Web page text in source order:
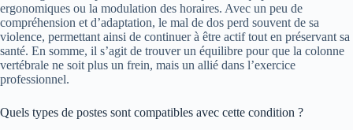
ergonomiques ou la modulation des horaires. Avec un peu de
compréhension et d’adaptation, le mal de dos perd souvent de sa
violence, permettant ainsi de continuer à être actif tout en préservant sa
santé. En somme, il s’agit de trouver un équilibre pour que la colonne
vertébrale ne soit plus un frein, mais un allié dans l’exercice
professionnel.
Quels types de postes sont compatibles avec cette condition ?